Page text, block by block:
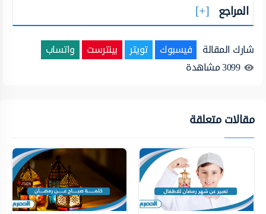
المراجع
شارك المقالة فيسبوك تويتر بينترست
واتساب
3099مشاهدة
مقالات متعلقة